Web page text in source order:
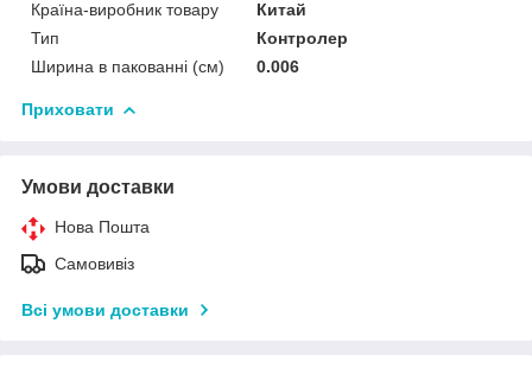
Країна-виробник товару
Китай
Тип
Контролер
Ширина в пакованні (см)
0.006
Приховати
Умови доставки
Нова Пошта
Самовивіз
Всі умови доставки